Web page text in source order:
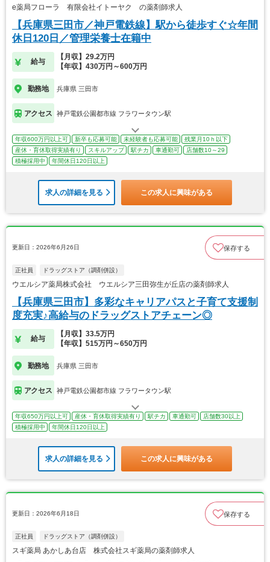
e薬局フローラ 有限会社イトーヤク の薬剤師求人
【兵庫県三田市／神戸電鉄線】駅から徒歩すぐ☆年間
休日120日／管理栄養士在籍中
給与
【月収】29.2万円
【年収】430万円～600万円
勤務地 兵庫県 三田市
アクセス 神戸電鉄公園都市線 フラワータウン駅
年収600万円以上可 新卒も応募可能 未経験者も応募可能
残業月10ｈ以下
産休・育休取得実績有り
スキルアップ 駅チカ 車通勤可
店舗数10～29
積極採用中
年間休日120日以上
求人の詳細を見る この求人に興味がある
更新日：2026年6月26日 保存する
正社員 ドラッグストア（調剤併設）
ウエルシア薬局株式会社 ウエルシア三田弥生が丘店の薬剤師求人
【兵庫県三田市】多彩なキャリアパスと子育て支援制
度充実♪高給与のドラッグストアチェーン◎
給与
【月収】33.5万円
【年収】515万円～650万円
勤務地 兵庫県 三田市
アクセス 神戸電鉄公園都市線 フラワータウン駅
年収650万円以上可 産休・育休取得実績有り 駅チカ 車通勤可
店舗数30以上
積極採用中
年間休日120日以上
求人の詳細を見る この求人に興味がある
更新日：2026年6月18日 保存する
正社員 ドラッグストア（調剤併設）
スギ薬局 あかしあ台店 株式会社スギ薬局の薬剤師求人